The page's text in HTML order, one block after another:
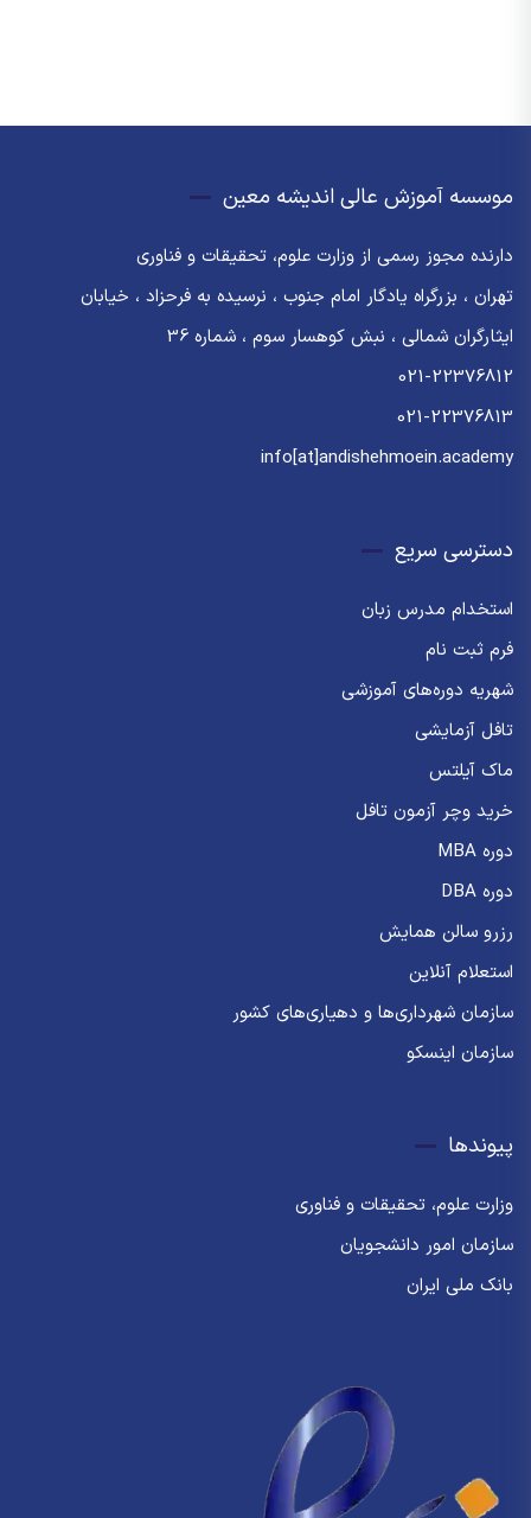
موسسه آموزش عالی اندیشه معین
دارنده مجوز رسمی از وزارت علوم، تحقیقات و فناوری
تهران ، بزرگراه یادگار امام جنوب ، نرسیده به فرحزاد ، خیابان
ایثارگران شمالی ، نبش کوهسار سوم ، شماره 36
021-22376812
021-22376813
info[at]andishehmoein.academy
دسترسی سریع
استخدام مدرس زبان
فرم ثبت نام
شهریه دوره‌های آموزشی
تافل آزمایشی
ماک آیلتس
خرید وچر آزمون تافل
دوره MBA
دوره DBA
رزرو سالن همایش
استعلام آنلاین
سازمان شهرداری‌ها و دهیاری‌های کشور
سازمان اینسکو
پیوندها
وزارت علوم، تحقیقات و فناوری
سازمان امور دانشجویان
بانک ملی ایران